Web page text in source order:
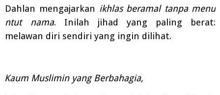
Dahlan mengajarkan ikhlas beramal tanpa menu
ntut
nama. Inilah jihad yang paling
berat:
melawan diri sendiri yang ingin dilihat.
Kaum Muslimin yang Berbahagia,